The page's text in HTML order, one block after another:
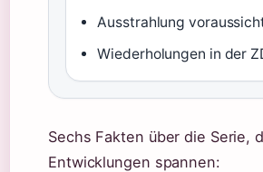
Ausstrahlung
Wiederholungen in der
Sechs Fakten über die Serie,
Entwicklungen spannen: